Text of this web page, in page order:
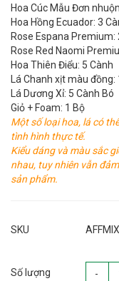
Hoa Cúc Mẫu Đơn
Hoa Hồng Ecuador: 3
Rose Espana Premium:
Rose Red Naomi
Hoa Thiên Điểu: 5 Cành
Lá Chanh xịt màu đồng:
Lá Dương Xỉ: 5 Cành Bó
Giỏ + Foam: 1 Bộ
Một số loại hoa, lá có
tình hình thực tế.
Kiểu dáng và màu sắc
nhau, tuy nhiên vẫn
sản phẩm.
SKU
Số lượng -